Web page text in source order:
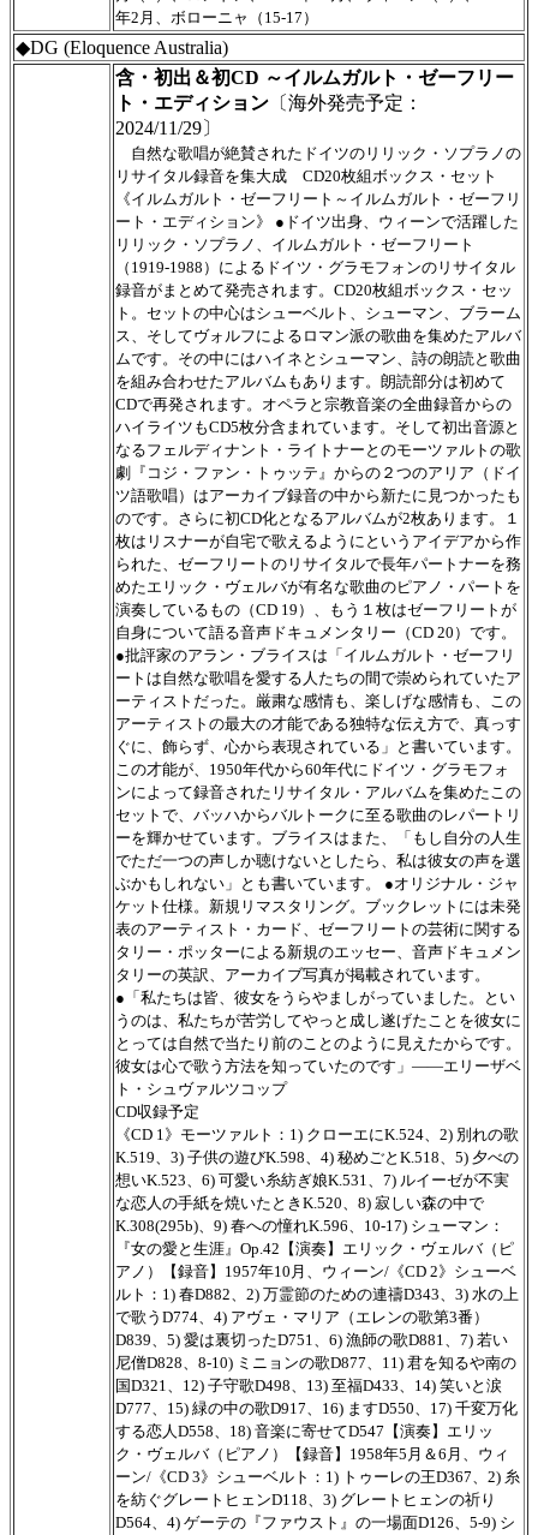
年2月、ボローニャ（15-17）
◆DG (Eloquence Australia)
含・初出＆初CD ～イルムガルト・ゼーフリー
ト・エディション 〔海外発売予定：
2024/11/29〕
自然な歌唱が絶賛されたドイツのリリック・ソプラノの
リサイタル録音を集大成 CD20枚組ボックス・セット
《イルムガルト・ゼーフリート～イルムガルト・ゼーフリ
ート・エディション》 ●ドイツ出身、ウィーンで活躍した
リリック・ソプラノ、イルムガルト・ゼーフリート
（1919-1988）によるドイツ・グラモフォンのリサイタル
録音がまとめて発売されます。CD20枚組ボックス・セッ
ト。セットの中心はシューベルト、シューマン、ブラーム
ス、そしてヴォルフによるロマン派の歌曲を集めたアルバ
ムです。その中にはハイネとシューマン、詩の朗読と歌曲
を組み合わせたアルバムもあります。朗読部分は初めて
CDで再発されます。オペラと宗教音楽の全曲録音からの
ハイライツもCD5枚分含まれています。そして初出音源と
なるフェルディナント・ライトナーとのモーツァルトの歌
劇『コジ・ファン・トゥッテ』からの２つのアリア（ドイ
ツ語歌唱）はアーカイブ録音の中から新たに見つかったも
のです。さらに初CD化となるアルバムが2枚あります。１
枚はリスナーが自宅で歌えるようにというアイデアから作
られた、ゼーフリートのリサイタルで長年パートナーを務
めたエリック・ヴェルバが有名な歌曲のピアノ・パートを
演奏しているもの（CD 19）、もう１枚はゼーフリートが
自身について語る音声ドキュメンタリー（CD 20）です。
●批評家のアラン・ブライスは「イルムガルト・ゼーフリ
ートは自然な歌唱を愛する人たちの間で崇められていたア
ーティストだった。厳粛な感情も、楽しげな感情も、この
アーティストの最大の才能である独特な伝え方で、真っす
ぐに、飾らず、心から表現されている」と書いています。
この才能が、1950年代から60年代にドイツ・グラモフォ
ンによって録音されたリサイタル・アルバムを集めたこの
セットで、バッハからバルトークに至る歌曲のレパートリ
ーを輝かせています。ブライスはまた、「もし自分の人生
でただ一つの声しか聴けないとしたら、私は彼女の声を選
ぶかもしれない」とも書いています。 ●オリジナル・ジャ
ケット仕様。新規リマスタリング。ブックレットには未発
表のアーティスト・カード、ゼーフリートの芸術に関する
タリー・ポッターによる新規のエッセー、音声ドキュメン
タリーの英訳、アーカイブ写真が掲載されています。
●「私たちは皆、彼女をうらやましがっていました。とい
うのは、私たちが苦労してやっと成し遂げたことを彼女に
とっては自然で当たり前のことのように見えたからです。
彼女は心で歌う方法を知っていたのです」――エリーザベ
ト・シュヴァルツコップ
CD収録予定
《CD 1》モーツァルト：1) クローエにK.524、2) 別れの歌
K.519、3) 子供の遊びK.598、4) 秘めごとK.518、5) 夕べの
想いK.523、6) 可愛い糸紡ぎ娘K.531、7) ルイーゼが不実
な恋人の手紙を焼いたときK.520、8) 寂しい森の中で
K.308(295b)、9) 春への憧れK.596、10-17) シューマン：
『女の愛と生涯』Op.42【演奏】エリック・ヴェルバ（ピ
アノ）【録音】1957年10月、ウィーン/《CD 2》シューベ
ルト：1) 春D882、2) 万霊節のための連禱D343、3) 水の上
で歌うD774、4) アヴェ・マリア（エレンの歌第3番）
D839、5) 愛は裏切ったD751、6) 漁師の歌D881、7) 若い
尼僧D828、8-10) ミニョンの歌D877、11) 君を知るや南の
国D321、12) 子守歌D498、13) 至福D433、14) 笑いと涙
D777、15) 緑の中の歌D917、16) ますD550、17) 千変万化
する恋人D558、18) 音楽に寄せてD547【演奏】エリッ
ク・ヴェルバ（ピアノ）【録音】1958年5月＆6月、ウィ
ーン/《CD 3》シューベルト：1) トゥーレの王D367、2) 糸
を紡ぐグレートヒェンD118、3) グレートヒェンの祈り
D564、4) ゲーテの『ファウスト』の一場面D126、5-9) シ